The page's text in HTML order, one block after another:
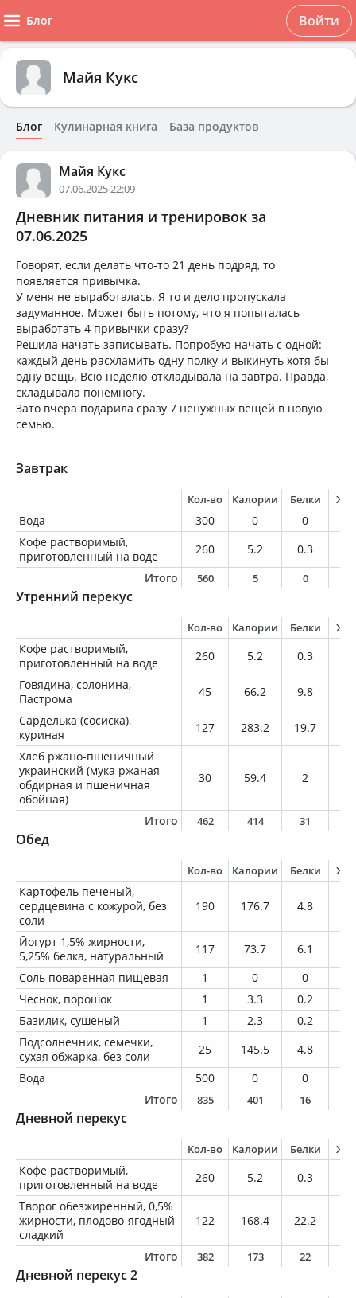
Блог Войти
Майя Кукс
Блог Кулинарная книга База продуктов
Майя Кукс
07.06.2025 22:09
Дневник питания и тренировок за
07.06.2025
Говорят, если делать что-то 21 день подряд, то
появляется привычка.
У меня не выработалась. Я то и дело пропускала
задуманное. Может быть потому, что я попыталась
выработать 4 привычки сразу?
Решила начать записывать. Попробую начать с одной:
каждый день расхламить одну полку и выкинуть хотя бы
одну вещь. Всю неделю откладывала на завтра. Правда,
складывала понемногу.
Зато вчера подарила сразу 7 ненужных вещей в новую
семью.
Завтрак
Кол-во Калории Белки
Вода 300 0 0
Кофе растворимый,
приготовленный на воде
260 5.2 0.3
Итого
560 5 0
Утренний перекус
Кол-во Калории Белки
Кофе растворимый,
приготовленный на воде
260 5.2 0.3
Говядина, солонина,
Пастрома
45 66.2 9.8
Сарделька (сосиска),
куриная
127 283.2 19.7
Хлеб ржано-пшеничный
украинский (мука ржаная
обдирная и пшеничная
обойная)
30 59.4 2
Итого 462 414 31
Обед
Кол-во Калории Белки
Картофель печеный,
сердцевина с кожурой, без
соли
190 176.7 4.8
Йогурт 1,5% жирности,
5,25% белка, натуральный
117 73.7 6.1
Соль поваренная пищевая
1 0 0
Чеснок, порошок
1 3.3 0.2
Базилик, сушеный
1 2.3 0.2
Подсолнечник, семечки,
сухая обжарка, без соли
25 145.5 4.8
Вода
500 0 0
Итого
835 401 16
Дневной перекус
Кол-во Калории Белки
Кофе растворимый,
приготовленный на воде
260 5.2 0.3
Творог обезжиренный, 0,5%
жирности, плодово-ягодный
сладкий
122 168.4 22.2
Итого 382 173 22
Дневной перекус 2